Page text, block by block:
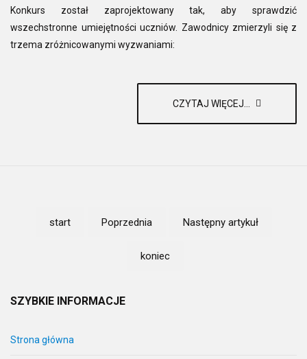
Konkurs został zaprojektowany tak, aby sprawdzić
wszechstronne umiejętności uczniów. Zawodnicy zmierzyli się z
trzema zróżnicowanymi wyzwaniami:
CZYTAJ WIĘCEJ...
start Poprzednia Następny artykuł
koniec
SZYBKIE INFORMACJE
Strona główna